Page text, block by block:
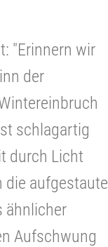
"Erinnern wir
der
schlagartig
durch Licht
die aufgestaute
ähnlicher
Aufschwung